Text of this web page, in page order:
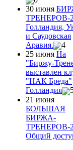
30 июня
ТРЕНЕРОВ-
Голландия,
и Саудовская
Аравия.
4
25 июня На
"Биржу-
выставлен
"НАК Бреда"
Голландия
21 июня
БОЛЬШАЯ
БИРЖА-
ТРЕНЕРОВ-
Общий